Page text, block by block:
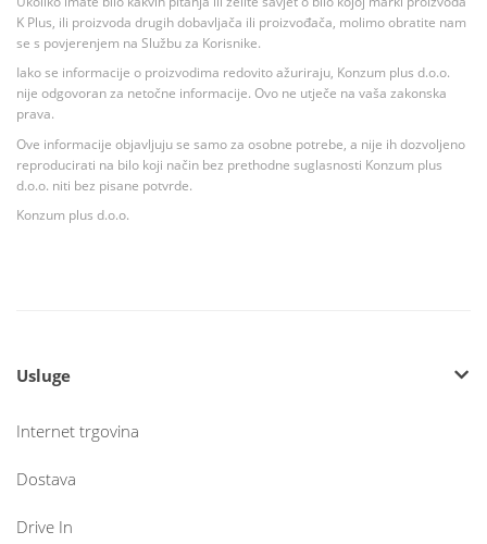
K Plus, ili proizvoda drugih dobavljača ili proizvođača, molimo obratite nam
se s povjerenjem na Službu za Korisnike.
Iako se informacije o proizvodima redovito ažuriraju, Konzum plus d.o.o.
nije odgovoran za netočne informacije. Ovo ne utječe na vaša zakonska
prava.
Ove informacije objavljuju se samo za osobne potrebe, a nije ih dozvoljeno
reproducirati na bilo koji način bez prethodne suglasnosti Konzum plus
d.o.o. niti bez pisane potvrde.
Konzum plus d.o.o.
Usluge
Internet trgovina
Dostava
Drive In